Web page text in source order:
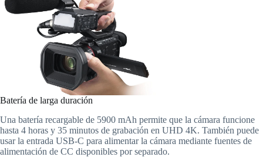
Batería de larga duración
Una batería recargable de 5900 mAh permite que la cámara funcione
hasta 4 horas y 35 minutos de grabación en UHD 4K. También puede
usar la entrada USB-C para alimentar la cámara mediante fuentes de
alimentación de CC disponibles por separado.